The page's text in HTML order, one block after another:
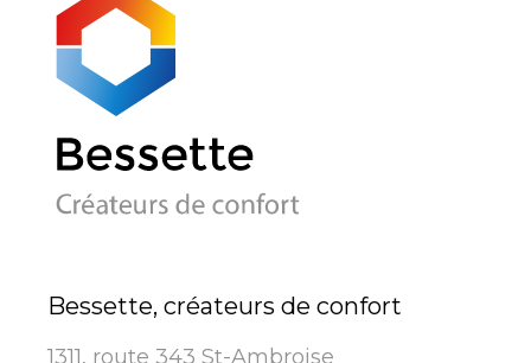
Bessette, créateurs de confort
1311, route 343 St-Ambroise